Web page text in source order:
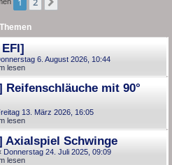
Themen
6. August 2026, 10:44
lesen
Reifenschläuche mit 90°
13. März 2026, 16:05
lesen
Axialspiel Schwinge
Donnerstag 24. Juli 2025, 09:09
lesen